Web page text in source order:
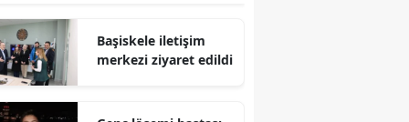
Başiskele iletişim
merkezi ziyaret edildi